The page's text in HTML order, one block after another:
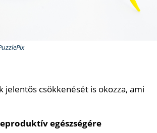
csökkenését is okozza, ami
egészségére